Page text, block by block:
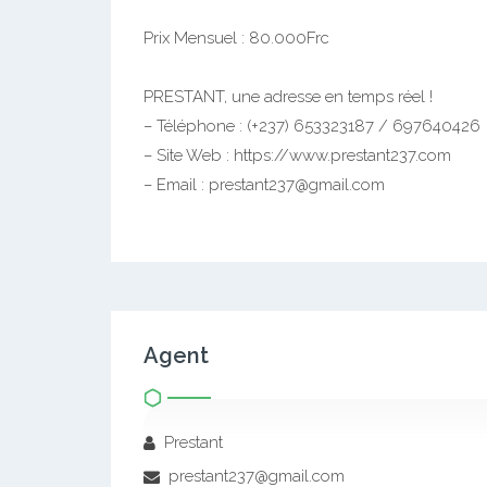
– Magnifique Salon Staffé
– Grande Cuisine
– 02 Chambres avec Placards
– Téléphone : (+237) 653323187 / 697640426
– Site Web : https://www.prestant237.com